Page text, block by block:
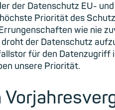
der Datenschutz EU-
Priorität des
wie nie
der Datenschutz
für den
unsere Priorität.